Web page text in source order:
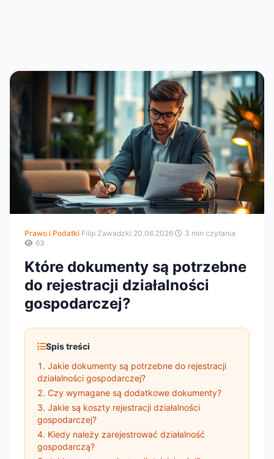
Prawo i Podatki·Filip Zawadzki·20.06.2026· 3 min czytania·
63
Które dokumenty są potrzebne
do rejestracji działalności
gospodarczej?
Spis treści
Jakie dokumenty są potrzebne do rejestracji
działalności gospodarczej?
Czy wymagane są dodatkowe dokumenty?
Jakie są koszty rejestracji działalności
gospodarczej?
Kiedy należy zarejestrować działalność
gospodarczą?